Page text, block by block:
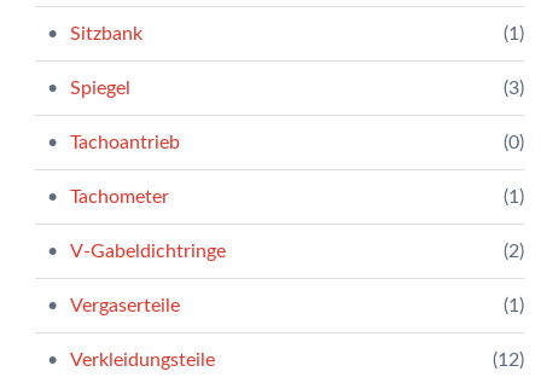
Sitzbank (1)
Spiegel (3)
Tachoantrieb (0)
Tachometer (1)
V-Gabeldichtringe (2)
Vergaserteile (1)
Verkleidungsteile (12)